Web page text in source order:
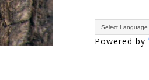
Powered by